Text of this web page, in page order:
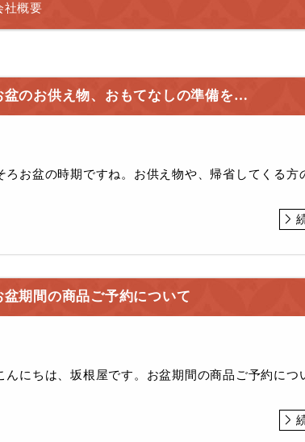
社概要
盆のお供え物、おもてなしの準備を…
ろお盆の時期ですね。お供え物や、帰省してくる方
盆期間の商品ご予約について
にちは、坂根屋です。お盆期間の商品ご予約につ